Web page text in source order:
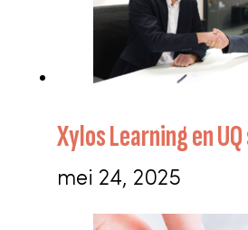
Xylos Learning en
mei 24, 2025